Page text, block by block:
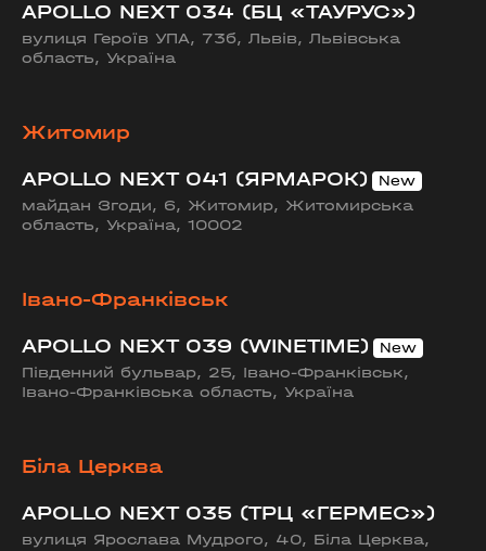
APOLLO NEXT 034 (БЦ «ТАУРУС»)
вулиця Героїв УПА, 73б, Львів, Львівська
область, Україна
Житомир
APOLLO NEXT 041 (ЯРМАРОК)
майдан Згоди, 6, Житомир, Житомирська
область, Україна, 10002
Івано-Франківськ
APOLLO NEXT 039 (WINETIME)
Південний бульвар, 25, Івано-Франківськ,
Івано-Франківська область, Україна
Біла Церква
APOLLO NEXT 035 (ТРЦ «ГЕРМЕС»)
вулиця Ярослава Мудрого, 40, Біла Церква,